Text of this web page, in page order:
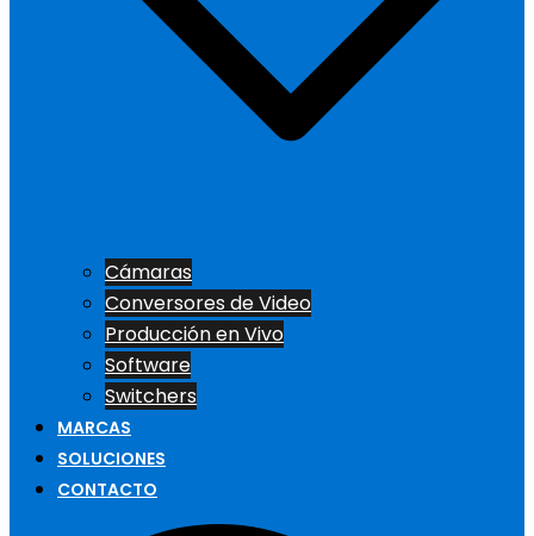
Cámaras
Conversores de Video
Producción en Vivo
Software
Switchers
MARCAS
SOLUCIONES
CONTACTO